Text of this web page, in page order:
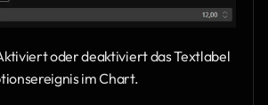
oder deaktiviert das Textlabel
im Chart.